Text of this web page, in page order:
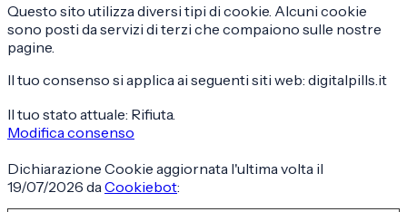
Questo sito utilizza diversi tipi di cookie. Alcuni cookie
sono posti da servizi di terzi che compaiono sulle nostre
pagine.
Il tuo consenso si applica ai seguenti siti web: digitalpills.it
Il tuo stato attuale: Rifiuta.
Modifica consenso
Dichiarazione Cookie aggiornata l'ultima volta il
19/07/2026 da Cookiebot: